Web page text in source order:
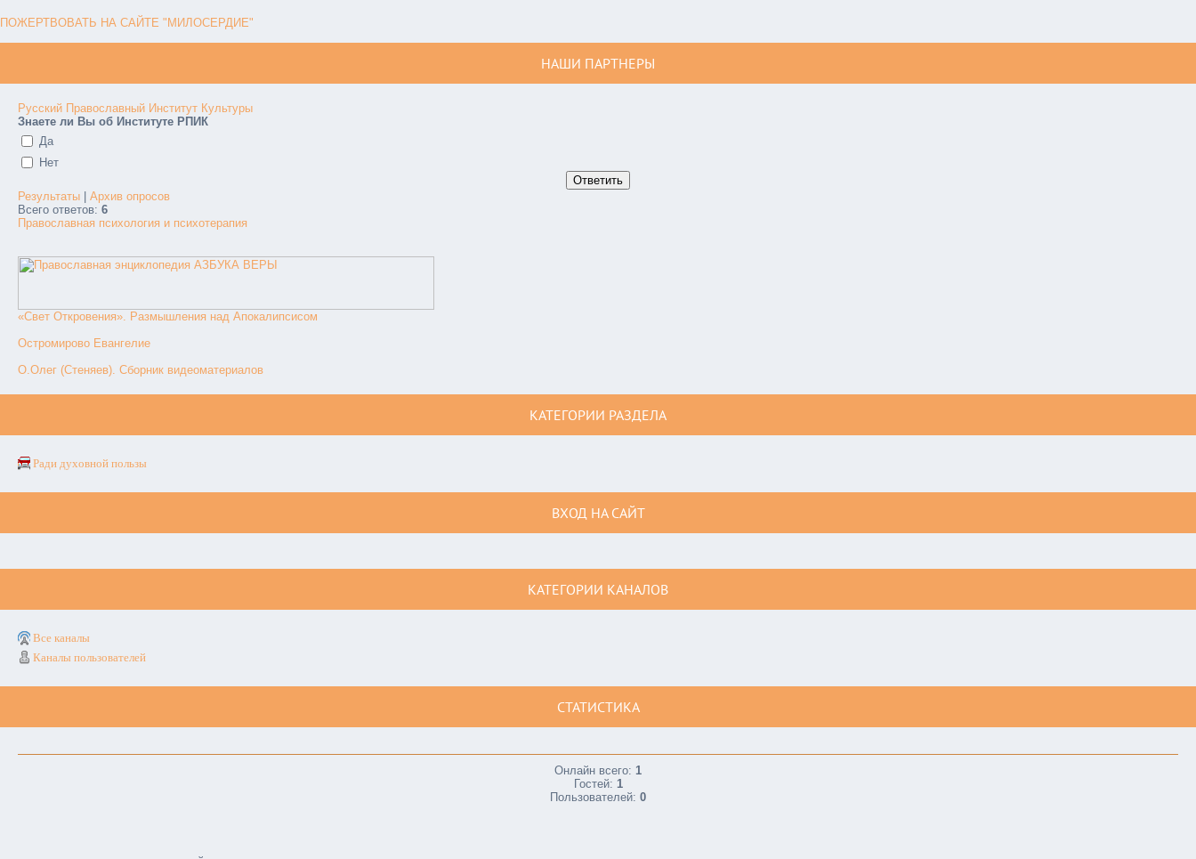
ПОЖЕРТВОВАТЬ НА САЙТЕ "МИЛОСЕРДИЕ"
НАШИ ПАРТНЕРЫ
Русский Православный Институт Культуры
Знаете ли Вы об Институте РПИК
Да
Нет
Результаты
Архив опросов
Всего ответов: 6
Православная психология и психотерапия
«Свет Откровения». Размышления над Апокалипсисом
Остромирово Евангелие
О.Олег (Стеняев). Сборник видеоматериалов
КАТЕГОРИИ РАЗДЕЛА
Ради духовной пользы
ВХОД НА САЙТ
КАТЕГОРИИ КАНАЛОВ
Все каналы
Каналы пользователей
СТАТИСТИКА
Онлайн всего: 1
Гостей: 1
Пользователей: 0